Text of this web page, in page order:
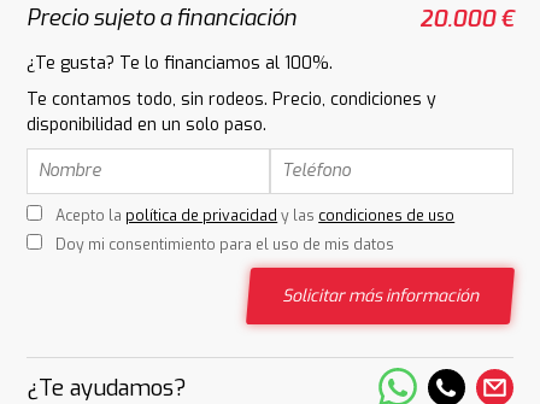
Precio sujeto a financiación 20.000 €
¿Te gusta? Te lo financiamos al 100%.
Te contamos todo, sin rodeos. Precio, condiciones y
disponibilidad en un solo paso.
Acepto la política de privacidad y las condiciones de uso
Doy mi consentimiento para el uso de mis datos
Solicitar más información
¿Te ayudamos?